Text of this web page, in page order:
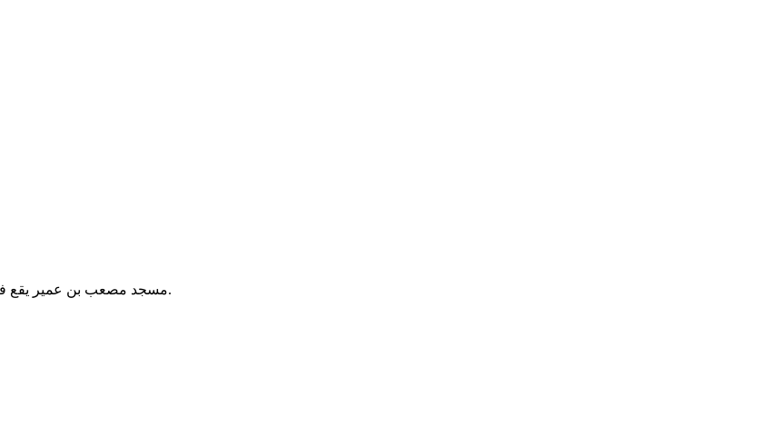
مسجد مصعب بن عمير يقع في بلدية الكاليتوس بالجزائر. يُقام فيه الصلوات الخمس ويخدم سكان المنطقة.